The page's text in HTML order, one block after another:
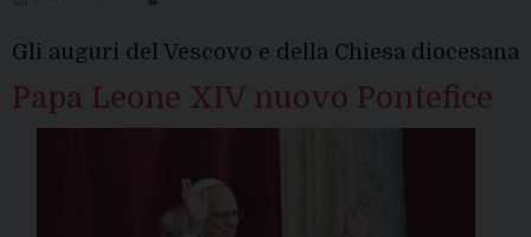
l’intervento
Mons.
Gli auguri del Vescovo e della Chiesa diocesana
Papa Leone XIV nuovo Pontefice